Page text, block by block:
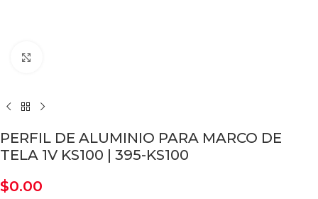
PERFIL DE ALUMINIO PARA MARCO DE
TELA 1V KS100 | 395-KS100
$0.00